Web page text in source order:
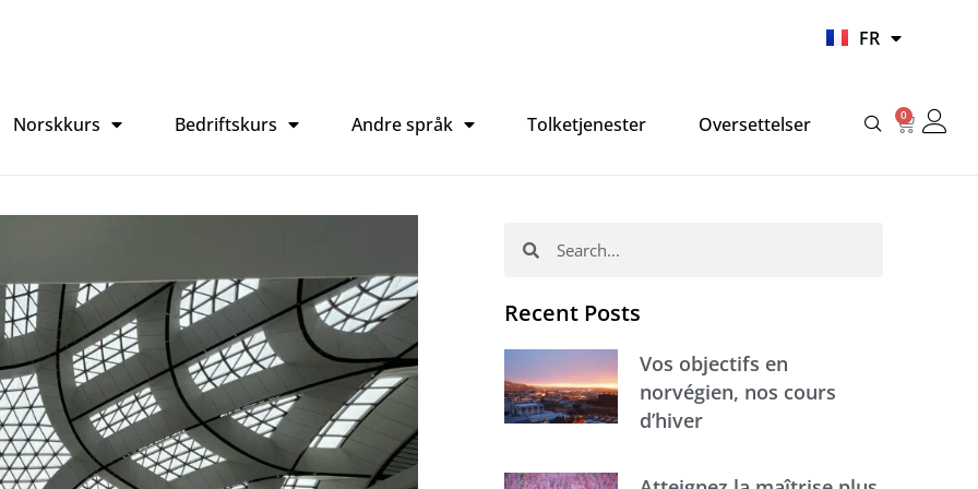
FR
HI
Norskkurs Bedriftskurs Andre språk Tolketjenester Oversettelser 0
Panier
Recent Posts
Vos objectifs en
norvégien, nos cours
d’hiver